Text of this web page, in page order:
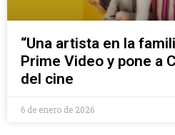
“Una artista en la
Prime Video y pone a
del cine
6 de enero de 2026